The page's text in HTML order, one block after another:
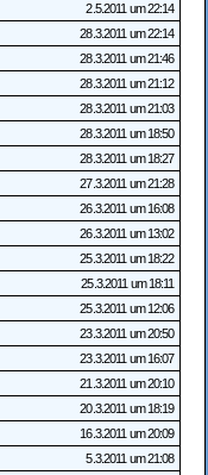
2.5.2011 um 22:14
28.3.2011 um 22:14
28.3.2011 um 21:46
28.3.2011 um 21:12
28.3.2011 um 21:03
28.3.2011 um 18:50
28.3.2011 um 18:27
27.3.2011 um 21:28
26.3.2011 um 16:08
26.3.2011 um 13:02
25.3.2011 um 18:22
25.3.2011 um 18:11
25.3.2011 um 12:06
23.3.2011 um 20:50
23.3.2011 um 16:07
21.3.2011 um 20:10
20.3.2011 um 18:19
16.3.2011 um 20:09
5.3.2011 um 21:08